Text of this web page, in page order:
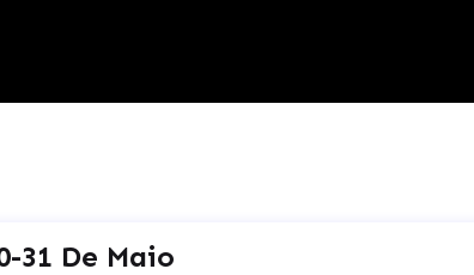
31 De Maio